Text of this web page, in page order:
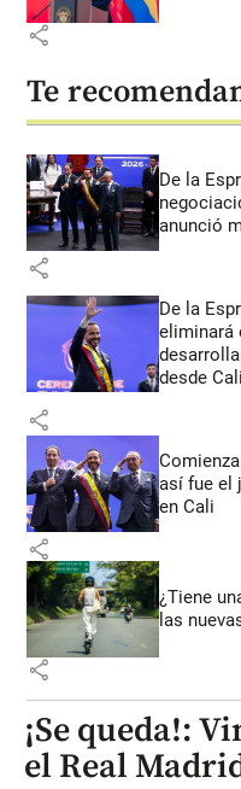
share
Te
De la
anunció
share
De la
eliminará
desde Cali
share
así fue el
en Cali
share
¿Tiene
las
share
¡Se queda!:
el Real